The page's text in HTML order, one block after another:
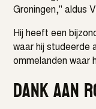
Groningen," aldus
Hij heeft een
waar hij studeerde
ommelanden waar
Dank aan